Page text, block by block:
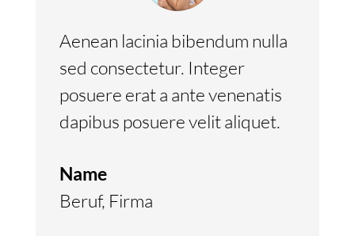
Aenean lacinia bibendum nulla
sed consectetur. Integer
posuere erat a ante venenatis
dapibus posuere velit aliquet.
Name
Beruf, Firma